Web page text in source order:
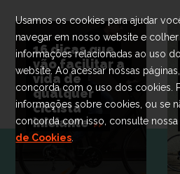
16 dicas que
vão facilitar a
vida de
qualquer
ciclista
iniciante
Usamos os cookies para ajudar
navegar em nosso website e colher
informações relacionadas ao uso
website. Ao acessar nossas
concorda com o uso dos cookies.
informações sobre cookies, ou se
concorda com isso, consulte nossa
de Cookies